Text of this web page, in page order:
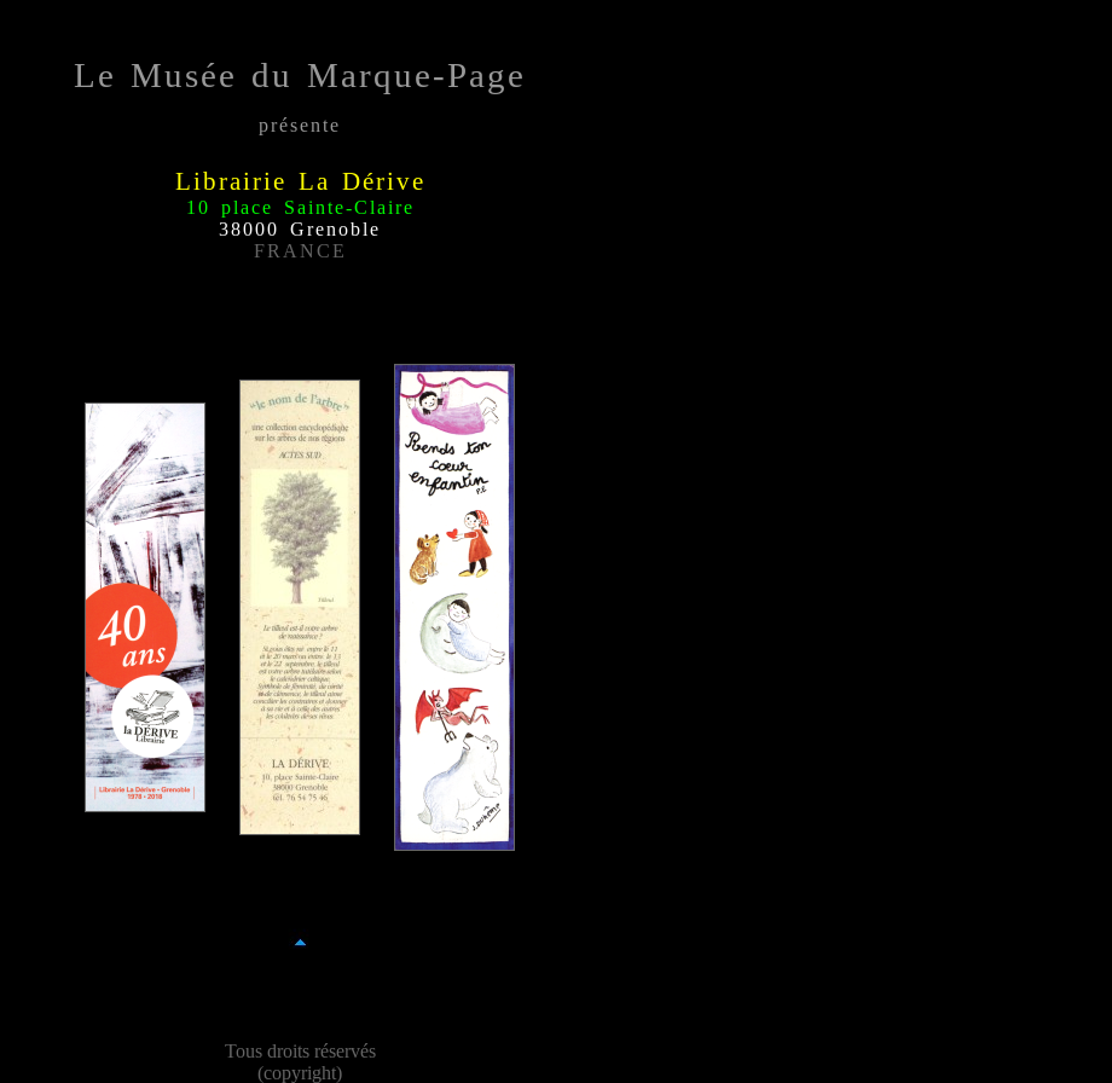
Le Musée du Marque-Page
présente
Librairie La Dérive
10 place Sainte-Claire
38000 Grenoble
FRANCE
Tous droits réservés
(copyright)